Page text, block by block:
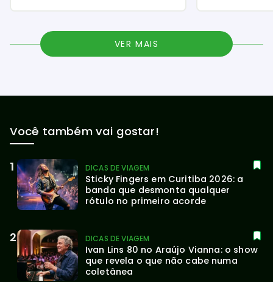
VER MAIS
Você também vai gostar!
DICAS DE VIAGEM
Sticky Fingers em Curitiba 2026: a
banda que desmonta qualquer
rótulo no primeiro acorde
DICAS DE VIAGEM
Ivan Lins 80 no Araújo Vianna: o show
que revela o que não cabe numa
coletânea